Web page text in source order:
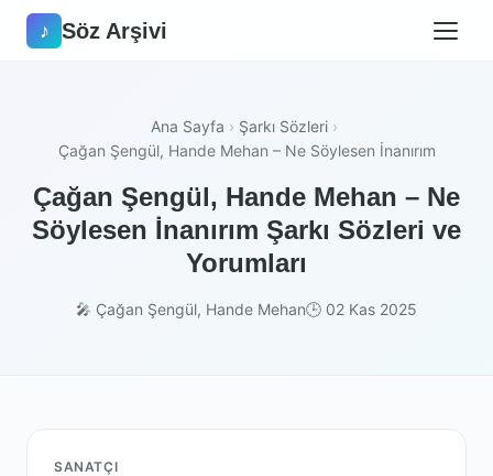
♪ Söz Arşivi
Ana Sayfa › Şarkı Sözleri ›
Çağan Şengül, Hande Mehan – Ne Söylesen İnanırım
Çağan Şengül, Hande Mehan – Ne
Söylesen İnanırım Şarkı Sözleri ve
Yorumları
🎤 Çağan Şengül, Hande Mehan🕒 02 Kas 2025
SANATÇI